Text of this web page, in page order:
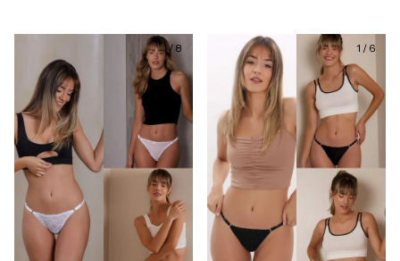
1/ 8 1 / 6